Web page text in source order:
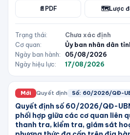
📄 PDF 🗺️Lược
Trạng thái:
Chưa xác định
Cơ quan:
Ủy ban nhân dân
Ngày ban hành:
05/08/2026
Ngày hiệu lực:
17/08/2026
Mới Quyết định Số: 60/2026/QĐ-
Quyết định số 60/2026/QĐ-
phối hợp giữa các cơ quan liên
thanh tra, kiểm tra, giám sát